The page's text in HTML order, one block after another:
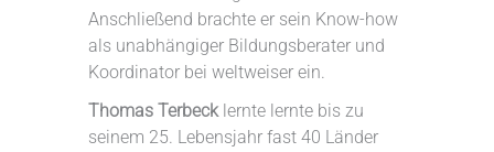
Anschließend brachte er sein Know-how
als unabhängiger Bildungsberater und
Koordinator bei weltweiser ein.
Thomas Terbeck lernte lernte bis zu
seinem 25. Lebensjahr fast 40 Länder